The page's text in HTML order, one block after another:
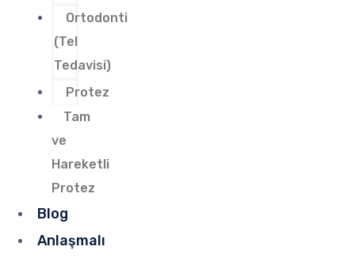
Ortodonti
(Tel
Tedavisi)
Protez
Tam
ve
Hareketli
Protez
Blog
Anlaşmalı